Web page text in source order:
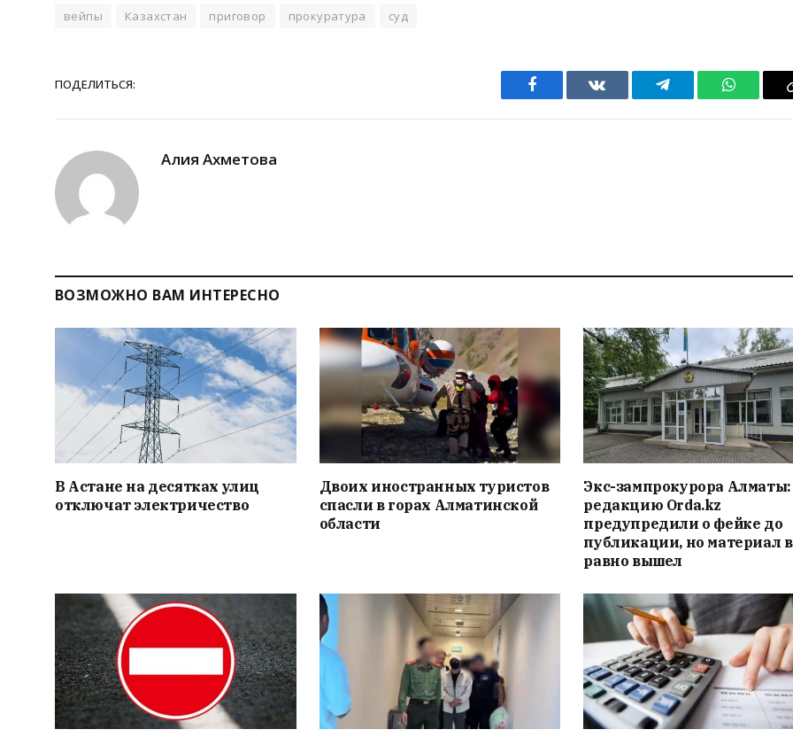
вейпы Казахстан приговор прокуратура суд
ПОДЕЛИТЬСЯ:
Facebook VKontakteTelegram
Алия Ахметова
ВОЗМОЖНО ВАМ ИНТЕРЕСНО
В Астане на десятках улиц
отключат электричество
Двоих иностранных туристов
спасли в горах Алматинской
области
Экс-зампрокурора Алматы:
редакцию Orda.kz
предупредили о фейке до
публикации, но материал
равно вышел